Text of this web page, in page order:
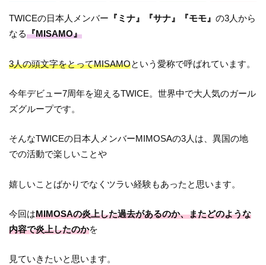
TWICEの日本人メンバー 『ミナ』『サナ』『モモ』の3人から
なる『MISAMO』
3人の頭文字をとってMISAMOという愛称で呼ばれています。
今年デビュー7周年を迎えるTWICE。世界中で大人気のガール
ズグループです。
そんなTWICEの日本人メンバーMIMOSAの3人は、異国の地
での活動で楽しいことや
嬉しいことばかりでなくツラい経験もあったと思います。
今回はMIMOSAの炎上した過去があるのか、またどのような
内容で炎上したのかを
見ていきたいと思います。